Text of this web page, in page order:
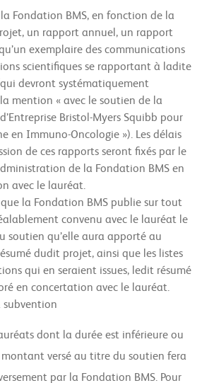
Fondation BMS, en fonction de la
un rapport annuel, un rapport
exemplaire des communications
scientifiques se rapportant à ladite
devront systématiquement
mention « avec le soutien de la
Bristol-Myers Squibb pour
en Immuno-Oncologie »). Les délais
de ces rapports seront fixés par le
de la Fondation BMS en
avec le lauréat.
la Fondation BMS publie sur tout
convenu avec le lauréat le
soutien qu’elle aura apporté au
dudit projet, ainsi que les listes
qui en seraient issues, ledit résumé
en concertation avec le lauréat.
subvention
dont la durée est inférieure ou
versé au titre du soutien fera
par la Fondation BMS. Pour